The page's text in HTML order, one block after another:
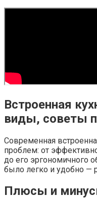
Встроенная
виды, советы
Современная
проблем: от
до его эргономичного
было легко и удобно —
Плюсы и